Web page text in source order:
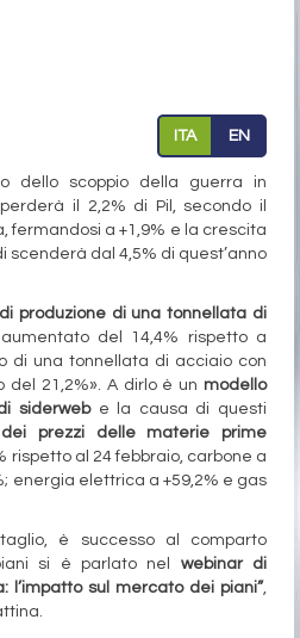
ITA EN
dello scoppio della guerra in
il 2,2% di Pil, secondo il
fermandosi a +1,9% e la crescita
scenderà dal 4,5% di quest’anno
produzione di una tonnellata di
del 14,4% rispetto a
di una tonnellata di acciaio con
21,2%». A dirlo è un modello
siderwebe la causa di questi
prezzi delle materie prime
rispetto al 24 febbraio, carbone a
energia elettrica a +59,2% e gas
è successo al comparto
si è parlato nel webinar di
l’impatto sul mercato dei piani”,